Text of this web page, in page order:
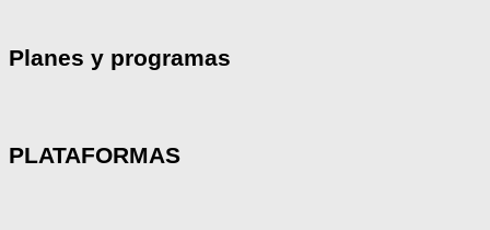
Planes y programas
PLATAFORMAS